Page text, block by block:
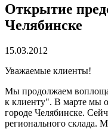
Открытие
Челябинске
15.03.2012
Уважаемые клиенты!
Мы продолжаем
к клиенту". В марте мы
городе Челябинске.
регионального склада.